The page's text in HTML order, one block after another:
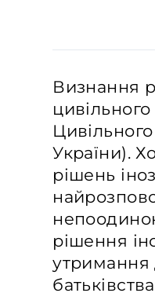
Визнання
України).
рішень
рішення
утримання